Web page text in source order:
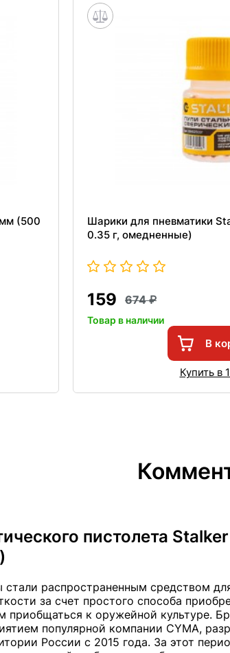
(500
Шарики для пневматики
0.35 г, омедненные)
159 674
Товар в наличии
В
Купить в
пистолета
распространенным средством
за счет простого способа
приобщаться к оружейной культуре.
популярной компании CYMA,
России с 2015 года. За этот